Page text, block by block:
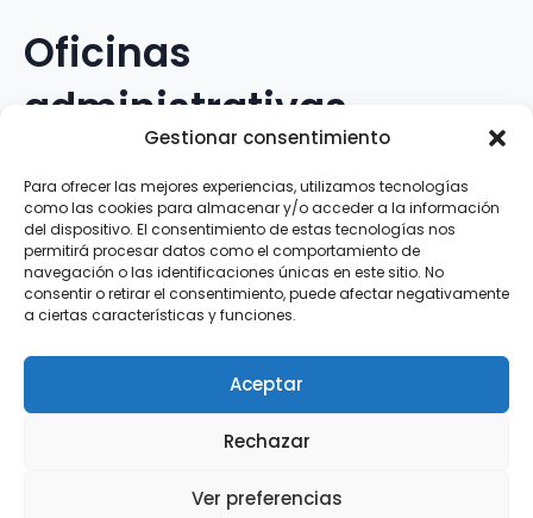
Gestionar consentimiento
Para ofrecer las mejores experiencias, utilizamos tecnologías
como las cookies para almacenar y/o acceder a la información
del dispositivo. El consentimiento de estas tecnologías nos
permitirá procesar datos como el comportamiento de
navegación o las identificaciones únicas en este sitio. No
consentir o retirar el consentimiento, puede afectar negativamente
a ciertas características y funciones.
Aceptar
Rechazar
Ver preferencias
Oficinas
administrativas
Avenida Galileo Galilei, 12
15.008 · A Coruña · España
Teléfono:881.069.303
WhatsApp:616.897.466
Cookies